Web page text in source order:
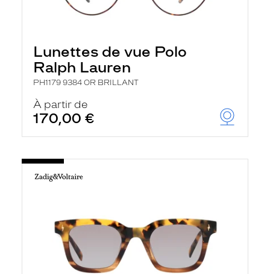
Lunettes de vue Polo
Ralph Lauren
PH1179 9384 OR BRILLANT
À partir de
170,00 €